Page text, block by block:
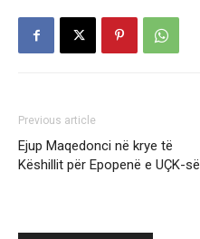
Previous article
Ejup Maqedonci në krye të
Këshillit për Epopenë e UÇK-së